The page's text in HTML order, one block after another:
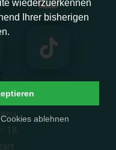
wiederzuerkennen
Ihrer bisherigen
ablehnen
18